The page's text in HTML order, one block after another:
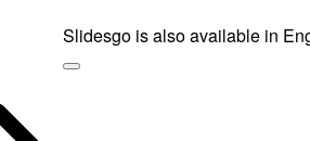
Slidesgo is also available in